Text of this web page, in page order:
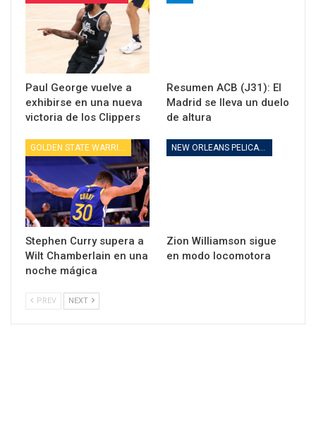
Paul George vuelve a
exhibirse en una nueva
victoria de los Clippers
Resumen ACB (J31): El
Madrid se lleva un duelo
de altura
GOLDEN STATE WARRIORS
Stephen Curry supera a
Wilt Chamberlain en una
noche mágica
NEW ORLEANS PELICANS
Zion Williamson sigue
en modo locomotora
PREV NEXT